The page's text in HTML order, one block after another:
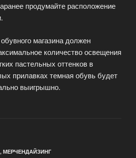
продумайте расположение
магазина должен
количество освещения
пастельных оттенков в
прилавках темная обувь будет
выигрышно.
, МЕРЧЕНДАЙЗИНГ